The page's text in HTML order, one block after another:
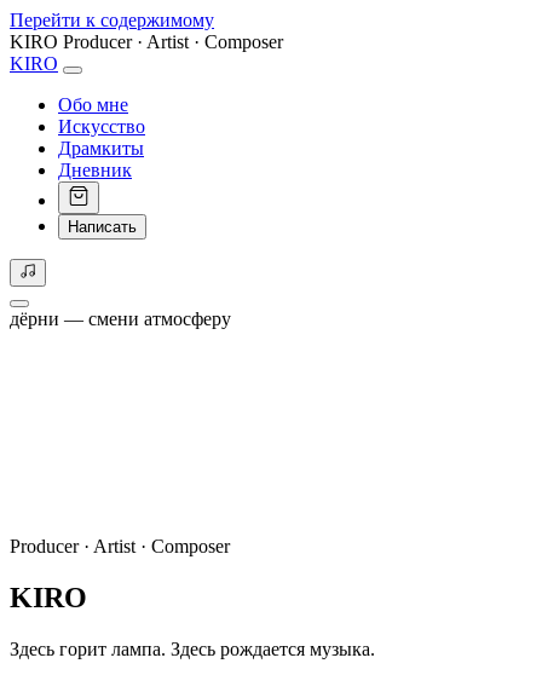
Перейти к содержимому
KIRO Producer · Artist · Composer
KIRO
Обо мне
Искусство
Драмкиты
Дневник
Написать
дёрни — смени атмосферу
Producer · Artist · Composer
KIRO
Здесь горит лампа. Здесь рождается музыка.